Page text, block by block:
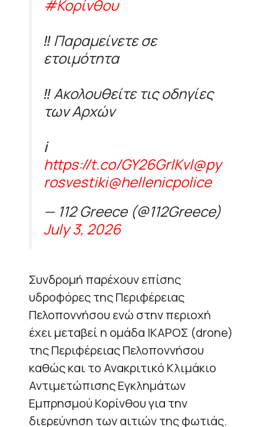
#Κορίνθου
‼️ Παραμείνετε σε
ετοιμότητα
‼️ Ακολουθείτε τις οδηγίες
των Αρχών
ℹ️
https://t.co/GY26GrlKvl@py
rosvestiki@hellenicpolice
— 112 Greece (@112Greece)
July 3, 2026
Συνδρομή παρέχουν επίσης
υδροφόρες της Περιφέρειας
Πελοποννήσου ενώ στην περιοχή
έχει μεταβεί η ομάδα ΙΚΑΡΟΣ (drone)
της Περιφέρειας Πελοποννήσου
καθώς και το Ανακριτικό Κλιμάκιο
Αντιμετώπισης Εγκλημάτων
Εμπρησμού Κορίνθου για την
διερεύνηση των αιτιών της φωτιάς.